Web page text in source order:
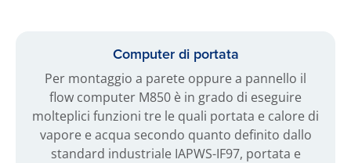
Computer di portata
Per montaggio a parete oppure a pannello il
flow computer M850 è in grado di eseguire
molteplici funzioni tre le quali portata e calore di
vapore e acqua secondo quanto definito dallo
standard industriale IAPWS-IF97, portata e